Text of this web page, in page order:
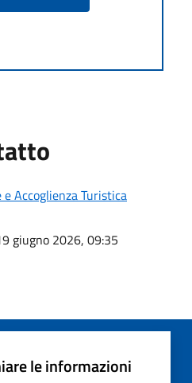
Accoglienza Turistica
giugno 2026, 09:35
le informazioni